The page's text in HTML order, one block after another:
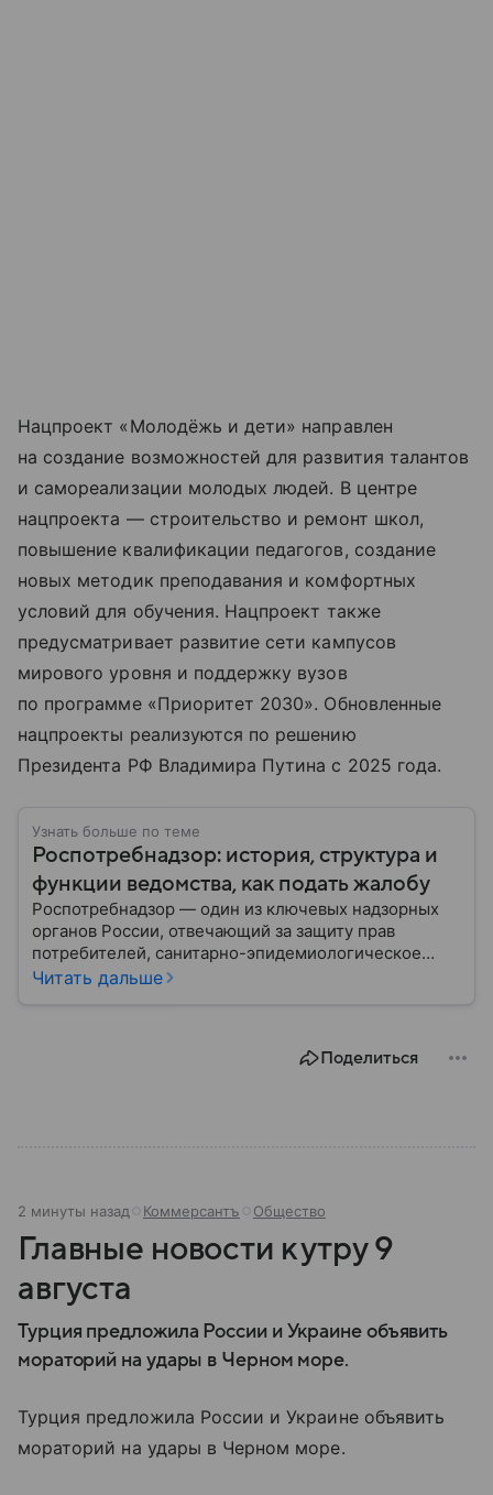
Нацпроект «Молодёжь и дети» направлен
на создание возможностей для развития талантов
и самореализации молодых людей. В центре
нацпроекта — строительство и ремонт школ,
повышение квалификации педагогов, создание
новых методик преподавания и комфортных
условий для обучения. Нацпроект также
предусматривает развитие сети кампусов
мирового уровня и поддержку вузов
по программе «Приоритет 2030». Обновленные
нацпроекты реализуются по решению
Президента РФ Владимира Путина с 2025 года.
Узнать больше по теме
Роспотребнадзор: история, структура и
функции ведомства, как подать жалобу
Роспотребнадзор — один из ключевых надзорных
органов России, отвечающий за защиту прав
потребителей, санитарно-эпидемиологическое
благополучие населения и контроль соблюдения
Читать дальше
Поделиться
2 минуты назад Коммерсантъ Общество
Главные новости к утру 9
августа
Турция предложила России и Украине объявить
мораторий на удары в Черном море.
Турция предложила России и Украине объявить
мораторий на удары в Черном море.